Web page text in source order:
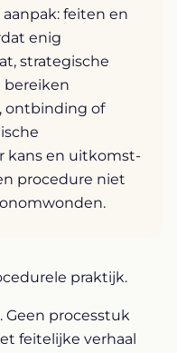
feiten en
enig
strategische
bereiken
ontbinding of
kans en uitkomst-
procedure niet
praktijk.
. Geen processtuk
feitelijke verhaal